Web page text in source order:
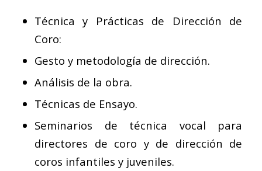
Técnica y Prácticas de Dirección de
Coro:
Gesto y metodología de dirección.
Análisis de la obra.
Técnicas de Ensayo.
Seminarios de técnica vocal para
directores de coro y de dirección de
coros infantiles y juveniles.